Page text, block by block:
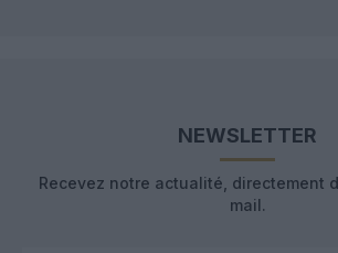
NEWSLETTER
Recevez notre actualité, directement
mail.